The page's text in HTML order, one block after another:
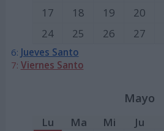
17
18 19 20
24
25 26 27
6: Jueves Santo
7: Viernes Santo
Mayo
Lu Ma Mi Ju